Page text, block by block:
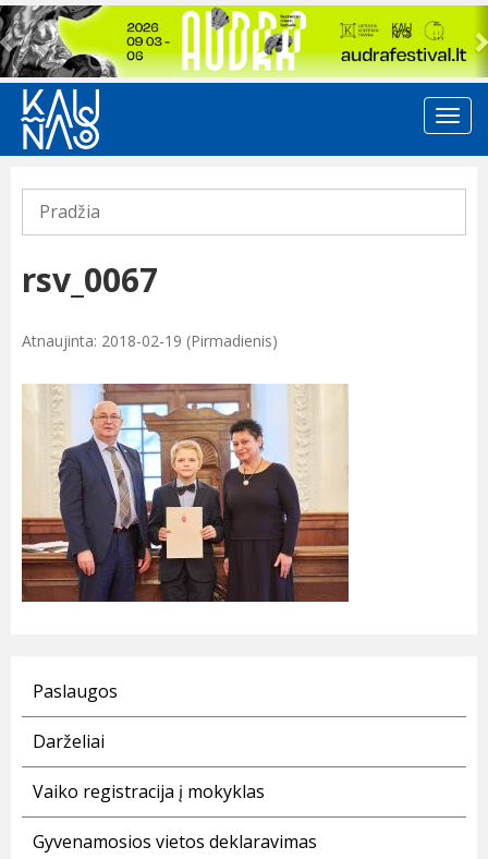
Previous
Pradžia
rsv_0067
Atnaujinta: 2018-02-19 (Pirmadienis)
Paslaugos
Darželiai
Vaiko registracija į mokyklas
Gyvenamosios vietos deklaravimas